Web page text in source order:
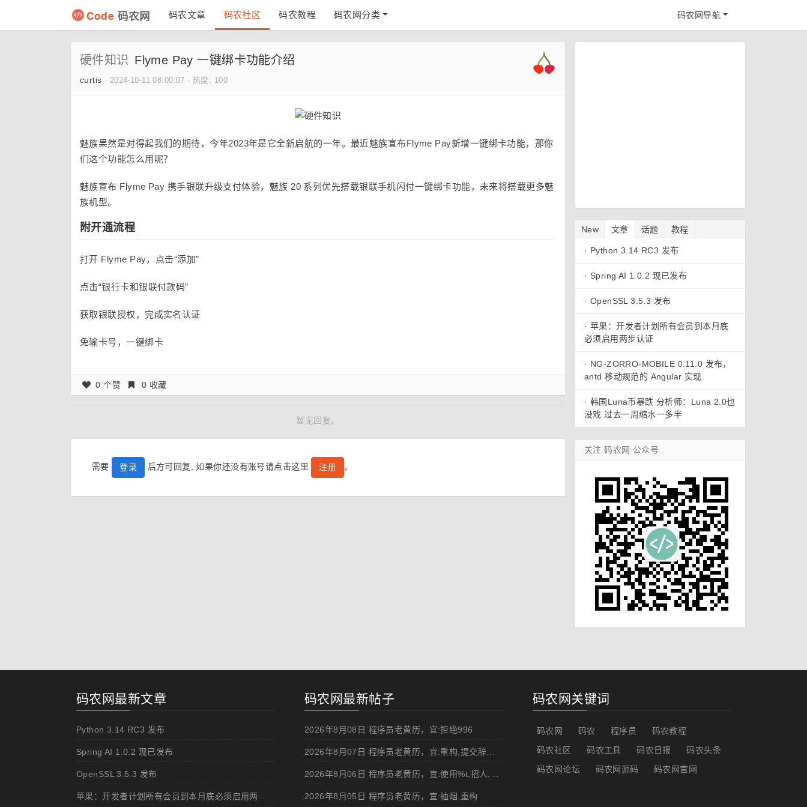
Code 码农网 码农文章 码农社区 码农教程 码农网分类 码农网导航
硬件知识 Flyme Pay 一键绑卡功能介绍
curtis · 2024-10-11 08:00:07 · 热度: 100
魅族果然是对得起我们的期待，今年2023年是它全新启航的一年。最近魅族宣布Flyme Pay新增一键绑卡功能，那你
们这个功能怎么用呢？
魅族宣布 Flyme Pay 携手银联升级支付体验，魅族 20 系列优先搭载银联手机闪付一键绑卡功能，未来将搭载更多魅
族机型。
附开通流程
打开 Flyme Pay，点击“添加”
点击“银行卡和银联付款码”
获取银联授权，完成实名认证
免输卡号，一键绑卡
0 个赞 0 收藏
暂无回复。
需要 登录 后方可回复, 如果你还没有账号请点击这里 注册 。
New 文章 话题 教程
· Python 3.14 RC3 发布
· Spring AI 1.0.2 现已发布
· OpenSSL 3.5.3 发布
· 苹果：开发者计划所有会员到本月底
必须启用两步认证
· NG-ZORRO-MOBILE 0.11.0 发布，
antd 移动规范的 Angular 实现
· 韩国Luna币暴跌 分析师：Luna 2.0也
没戏 过去一周缩水一多半
关注 码农网 公众号
码农网最新文章
Python 3.14 RC3 发布
Spring AI 1.0.2 现已发布
OpenSSL 3.5.3 发布
码农网最新帖子
2026年8月08日 程序员老黄历，宜:拒绝996
2026年8月07日 程序员老黄历，宜:重构,提交辞职申请,申请加薪
2026年8月05日 程序员老黄历，宜:抽烟,重构
码农网关键词
码农网 码农 程序员
码农教程
码农社区
码农工具 码农日报
码农头条
码农网论坛
码农网源码 码农网官网